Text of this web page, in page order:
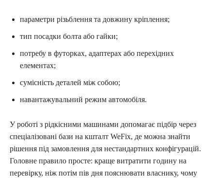
параметри різьблення та довжину кріплення;
тип посадки болта або гайки;
потребу в футорках, адаптерах або перехідних
елементах;
сумісність деталей між собою;
навантажувальний режим автомобіля.
У роботі з рідкісними машинами допомагає підбір через
спеціалізовані бази на кшталт WeFix, де можна знайти
рішення під замовлення для нестандартних конфігурацій.
Головне правило просте: краще витратити годину на
перевірку, ніж потім пів дня пояснювати власнику, чому